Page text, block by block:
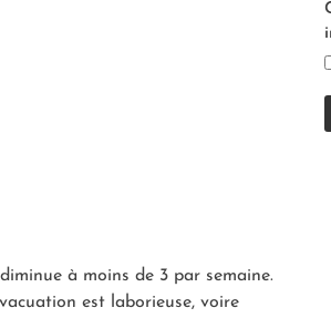
à moins de 3 par semaine.
est laborieuse, voire